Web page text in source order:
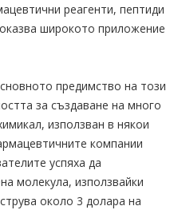
реагенти, пептиди
широкото приложение
предимство на този
за създаване на много
използван в някои
компании
успяха да
молекула, използвайки
около 3 долара на